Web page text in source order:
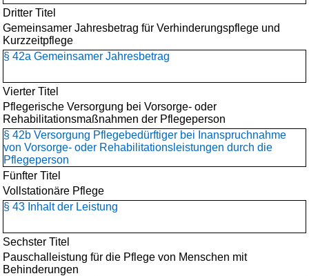
Dritter Titel
Gemeinsamer Jahresbetrag für Verhinderungspflege und
Kurzzeitpflege
§ 42a Gemeinsamer Jahresbetrag
Vierter Titel
Pflegerische Versorgung bei Vorsorge- oder
Rehabilitationsmaßnahmen der Pflegeperson
§ 42b Versorgung Pflegebedürftiger bei Inanspruchnahme
von Vorsorge- oder Rehabilitationsleistungen durch die
Pflegeperson
Fünfter Titel
Vollstationäre Pflege
§ 43 Inhalt der Leistung
Sechster Titel
Pauschalleistung für die Pflege von Menschen mit
Behinderungen